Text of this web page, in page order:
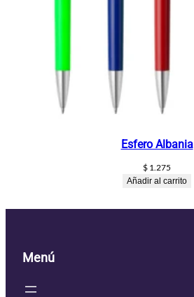
Esfero Albania
$ 1.275
Añadir al carrito
Menú